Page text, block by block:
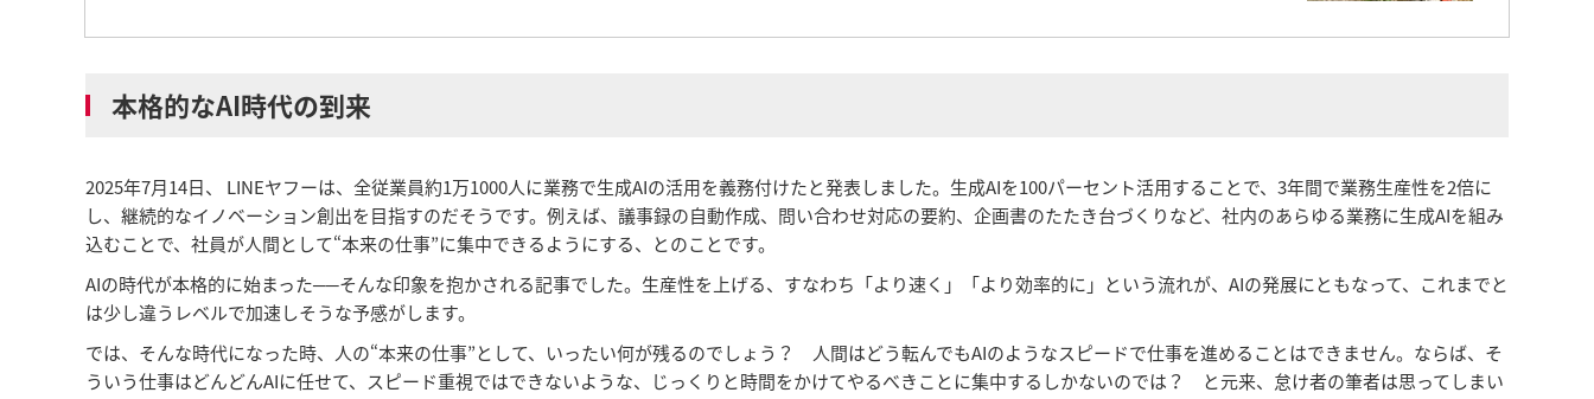
本格的なAI時代の到来
2025年7月14日、 LINEヤフーは、全従業員約1万1000人に業務で生成AIの活用を義務付けたと発表しました。生成AIを100パーセント活用することで、3年間で業務生産性を2倍に
し、継続的なイノベーション創出を目指すのだそうです。例えば、議事録の自動作成、問い合わせ対応の要約、企画書のたたき台づくりなど、社内のあらゆる業務に生成AIを組み
込むことで、社員が人間として“本来の仕事”に集中できるようにする、とのことです。
AIの時代が本格的に始まった──そんな印象を抱かされる記事でした。生産性を上げる、すなわち「より速く」「より効率的に」という流れが、AIの発展にともなって、これまでと
は少し違うレベルで加速しそうな予感がします。
では、そんな時代になった時、人の“本来の仕事”として、いったい何が残るのでしょう？ 人間はどう転んでもAIのようなスピードで仕事を進めることはできません。ならば、そ
ういう仕事はどんどんAIに任せて、スピード重視ではできないような、じっくりと時間をかけてやるべきことに集中するしかないのでは？ と元来、怠け者の筆者は思ってしまい